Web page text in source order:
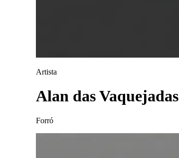
Artista
Alan das Vaquejadas
Forró